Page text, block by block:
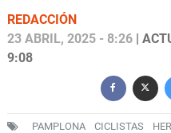
REDACCIÓN
23 ABRIL, 2025 - 8:26 |
9:08
PAMPLONA CICLISTAS